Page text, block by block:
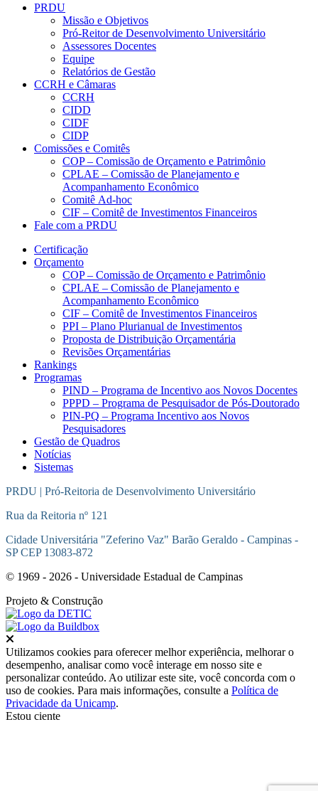
PRDU
Missão e Objetivos
Pró-Reitor de Desenvolvimento Universitário
Assessores Docentes
Equipe
Relatórios de Gestão
CCRH e Câmaras
CCRH
CIDD
CIDF
CIDP
Comissões e Comitês
COP – Comissão de Orçamento e Patrimônio
CPLAE – Comissão de Planejamento e
Acompanhamento Econômico
Comitê Ad-hoc
CIF – Comitê de Investimentos Financeiros
Fale com a PRDU
Certificação
Orçamento
COP – Comissão de Orçamento e Patrimônio
CPLAE – Comissão de Planejamento e
Acompanhamento Econômico
CIF – Comitê de Investimentos Financeiros
PPI – Plano Plurianual de Investimentos
Proposta de Distribuição Orçamentária
Revisões Orçamentárias
Rankings
Programas
PIND – Programa de Incentivo aos Novos Docentes
PPPD – Programa de Pesquisador de Pós-Doutorado
PIN-PQ – Programa Incentivo aos Novos
Pesquisadores
Gestão de Quadros
Notícias
Sistemas
PRDU | Pró-Reitoria de Desenvolvimento Universitário
Rua da Reitoria nº 121
Cidade Universitária "Zeferino Vaz" Barão Geraldo - Campinas -
SP CEP 13083-872
© 1969 - 2026 - Universidade Estadual de Campinas
Projeto & Construção
Utilizamos cookies para oferecer melhor experiência, melhorar o
desempenho, analisar como você interage em nosso site e
personalizar conteúdo. Ao utilizar este site, você concorda com o
uso de cookies. Para mais informações, consulte a Política de
Privacidade da Unicamp.
Estou ciente